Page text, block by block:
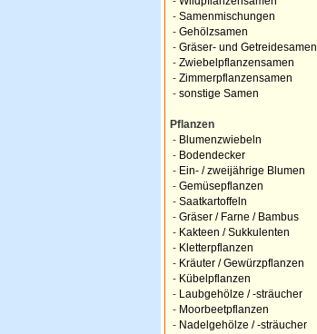
- Samenmischungen
- Gehölzsamen
- Gräser- und Getreidesamen
- Zwiebelpflanzensamen
- Zimmerpflanzensamen
- sonstige Samen
Pflanzen
- Blumenzwiebeln
- Bodendecker
- Ein- / zweijährige Blumen
- Gemüsepflanzen
- Saatkartoffeln
- Gräser / Farne / Bambus
- Kakteen / Sukkulenten
- Kletterpflanzen
- Kräuter / Gewürzpflanzen
- Kübelpflanzen
-
Laubgehölze / -sträucher
- Moorbeetpflanzen
- Nadelgehölze / -sträucher